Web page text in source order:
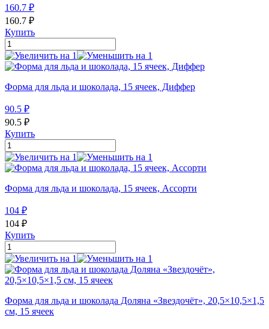
160.7 ₽
160.7 ₽
Купить
Форма для льда и шоколада, 15 ячеек, Диффер
90.5 ₽
90.5 ₽
Купить
Форма для льда и шоколада, 15 ячеек, Ассорти
104 ₽
104 ₽
Купить
Форма для льда и шоколада Доляна «Звездочёт», 20,5×10,5×1,5
см, 15 ячеек